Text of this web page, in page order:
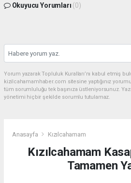
Okuyucu Yorumları (0)
Yorum yazarak Topluluk Kuralları’nı kabul etmiş
kizilcahamamhaber.com sitesine yaptığınız
tüm sorumluluğu tek başınıza üstleniyorsunuz.
yönetimi hiçbir şekilde sorumlu tutulamaz.
Anasayfa Kızılcahamam
Kızılcahamam
Tamamen